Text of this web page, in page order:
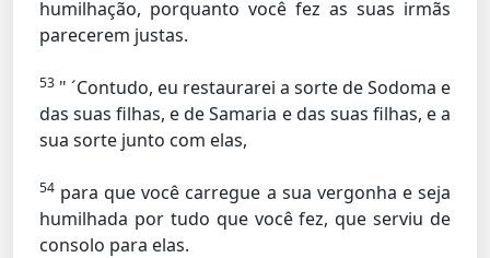
humilhação, porquanto você fez as suas irmãs
parecerem justas.
53 " ´Contudo, eu restaurarei a sorte de Sodoma e
das suas filhas, e de Samaria e das suas filhas, e a
sua sorte junto com elas,
54 para que você carregue a sua vergonha e seja
humilhada por tudo que você fez, que serviu de
consolo para elas.